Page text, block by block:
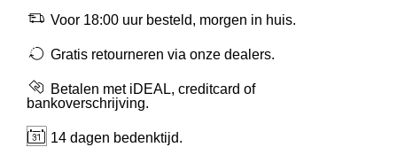
Voor 18:00 uur besteld, morgen in huis.
Gratis retourneren via onze dealers.
Betalen met iDEAL, creditcard of
bankoverschrijving.
14 dagen bedenktijd.